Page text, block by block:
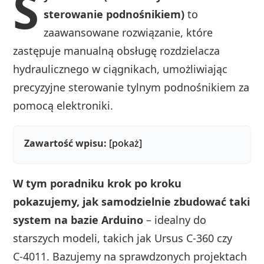
sterowanie podnośnikiem) to
zaawansowane rozwiązanie, które
zastępuje manualną obsługę rozdzielacza
hydraulicznego w ciągnikach, umożliwiając
precyzyjne sterowanie tylnym podnośnikiem za
pomocą elektroniki.
Zawartość wpisu: [pokaż]
W tym poradniku krok po kroku
pokazujemy, jak samodzielnie zbudować taki
system na bazie Arduino – idealny do
starszych modeli, takich jak Ursus C‑360 czy
C‑4011. Bazujemy na sprawdzonych projektach